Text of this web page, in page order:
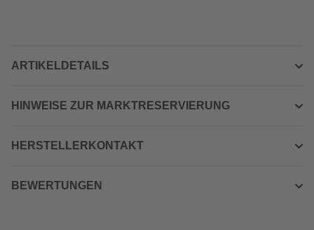
ARTIKELDETAILS
HINWEISE ZUR MARKTRESERVIERUNG
HERSTELLERKONTAKT
BEWERTUNGEN